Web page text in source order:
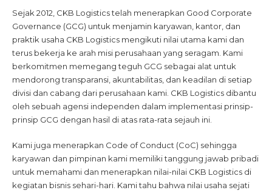
Sejak 2012, CKB Logistics telah menerapkan Good Corporate
Governance (GCG) untuk menjamin karyawan, kantor, dan
praktik usaha CKB Logistics mengikuti nilai utama kami dan
terus bekerja ke arah misi perusahaan yang seragam. Kami
berkomitmen memegang teguh GCG sebagai alat untuk
mendorong transparansi, akuntabilitas, dan keadilan di setiap
divisi dan cabang dari perusahaan kami. CKB Logistics dibantu
oleh sebuah agensi independen dalam implementasi prinsip-
prinsip GCG dengan hasil di atas rata-rata sejauh ini.
Kami juga menerapkan Code of Conduct (CoC) sehingga
karyawan dan pimpinan kami memiliki tanggung jawab pribadi
untuk memahami dan menerapkan nilai-nilai CKB Logistics di
kegiatan bisnis sehari-hari. Kami tahu bahwa nilai usaha sejati